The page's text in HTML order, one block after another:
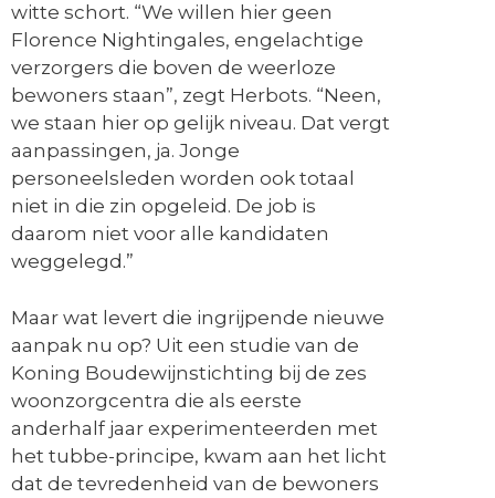
witte schort. “We willen hier geen
Florence Nightingales, engelachtige
verzorgers die boven de weerloze
bewoners staan”, zegt Herbots. “Neen,
we staan hier op gelijk niveau. Dat vergt
aanpassingen, ja. Jonge
personeelsleden worden ook totaal
niet in die zin opgeleid. De job is
daarom niet voor alle kandidaten
weggelegd.”
Maar wat levert die ingrijpende nieuwe
aanpak nu op? Uit een studie van de
Koning Boudewijnstichting bij de zes
woonzorgcentra die als eerste
anderhalf jaar experimenteerden met
het tubbe-principe, kwam aan het licht
dat de tevredenheid van de bewoners